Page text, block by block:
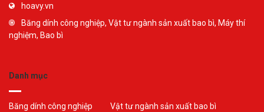
hoavy.vn
Băng dính công nghiệp, Vật tư ngành sản xuất bao bì, Máy thí
nghiệm, Bao bì
Danh mục
Băng dính công nghiệp
Vật tư ngành sản xuất bao bì